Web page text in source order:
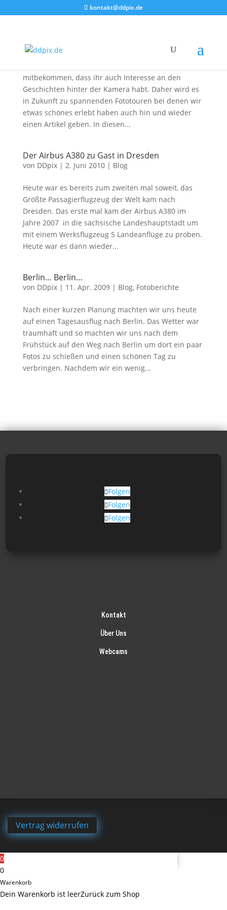
kontakt@ddpix.de
von
mitbekommen, dass ihr auch Interesse an den
Geschichten hinter der Kamera habt. Daher wird es
in Zukunft zu spannenden Fototouren bei denen wir
etwas schönes erlebt haben auch hin und wieder
einen Artikel geben. In diesen...
Der Airbus A380 zu Gast in Dresden
von DDpix| 2. Juni 2010| Blog
Heute war es bereits zum zweiten mal soweit, das
Größte Passagierflugzeug der Welt kam nach
Dresden. Das erste mal kam der Airbus A380 im
Jahre 2007 in die sächsische Landeshauptstadt um
mit einem Werksflugzeug 5 Landeanflüge zu proben.
Heute war es dann wieder...
Berlin… Berlin…
von DDpix| 11. Apr. 2009| Blog, Fotoberichte
Nach einer kurzen Planung machten wir uns heute
auf einen Tagesausflug nach Berlin. Das Wetter war
traumhaft und so machten wir uns nach dem
Frühstück auf den Weg nach Berlin um dort ein paar
Fotos zu schießen und einen schönen Tag zu
verbringen. Nachdem wir ein wenig...
Folgen
Folgen
Folgen
Kontakt
Über Uns
Webcams
Vertrag widerrufen
0
0
Warenkorb
Dein Warenkorb ist leerZurück zum Shop